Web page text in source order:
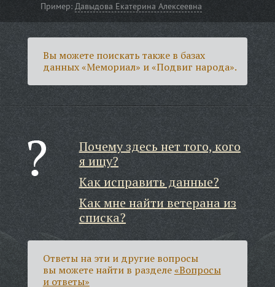
Пример:Давыдова Екатерина Алексеевна
Вы можете поискать также в базах
данных «Мемориал» и «Подвиг народа».
Почему здесь нет того, кого
я ищу?
Как исправить данные?
Как мне найти ветерана из
списка?
Ответы на эти и другие вопросы
вы можете найти в разделе«Вопросы
и ответы»